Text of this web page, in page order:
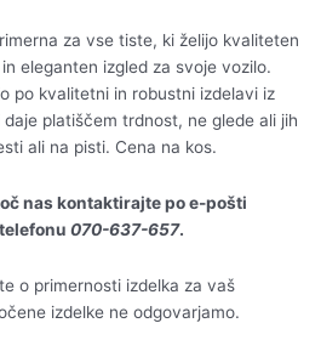
za vse tiste, ki želijo kvaliteten
eleganten izgled za svoje vozilo.
po kvalitetni in robustni izdelavi iz
platiščem trdnost, ne glede ali jih
ali na pisti. Cena na kos.
nas kontaktirajte po e-pošti
070-637-657.
o primernosti izdelka za vaš
izdelke ne odgovarjamo.